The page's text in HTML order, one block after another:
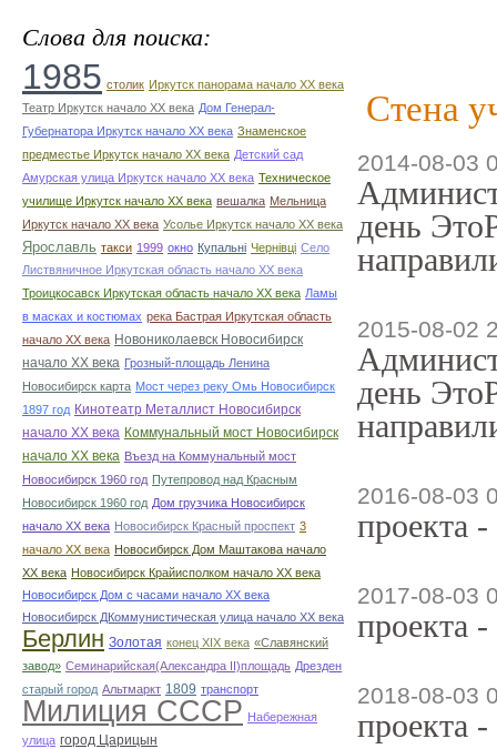
Слова для поиска:
1985 столик Иркутск панорама начало ХХ века
Театр Иркутск начало ХХ века Дом Генерал-
Губернатора Иркутск начало ХХ века Знаменское
предместье Иркутск начало ХХ века Детский сад
Амурская улица Иркутск начало ХХ века Техническое
училище Иркутск начало ХХ века вешалка Мельница
Иркутск начало ХХ века Усолье Иркутск начало ХХ века
Ярославль такси 1999 окно Купальні Чернівці Село
Листвяничное Иркутская область начало ХХ века
Троицкосавск Иркутская область начало ХХ века Ламы
в масках и костюмах река Бастрая Иркутская область
начало ХХ века Новониколаевск Новосибирск
начало ХХ века Грозный-площадь Ленина
Новосибирск карта Мост через реку Омь Новосибирск
1897 год Кинотеатр Металлист Новосибирск
начало ХХ века Коммунальный мост Новосибирск
начало ХХ века Въезд на Коммунальный мост
Новосибирск 1960 год Путепровод над Красным
Новосибирск 1960 год Дом грузчика Новосибирск
начало ХХ века Новосибирск Красный проспект 3
начало ХХ века Новосибирск Дом Маштакова начало
ХХ века Новосибирск Крайисполком начало ХХ века
Новосибирск Дом с часами начало ХХ века
Новосибирск ДКоммунистическая улица начало ХХ века
Берлин Золотая конец ХІХ века «Славянский
завод» Семинарийская(Александра II)площадь Дрезден
старый город Альтмаркт 1809 транспорт
Милиция СССР Набережная
улица город Царицын
Стена
2014-08-03
день
2015-08-02
день
2016-08-03
проекта
2017-08-03
проекта
2018-08-03
проекта